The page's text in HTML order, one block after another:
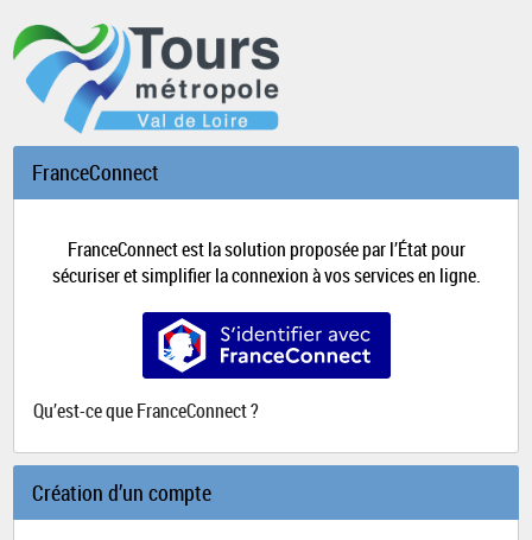
FranceConnect
FranceConnect est la solution proposée par l’État pour
sécuriser et simplifier la connexion à vos services en ligne.
S’identifier avec FranceConnect
Qu’est-ce que FranceConnect ?
Création d’un compte